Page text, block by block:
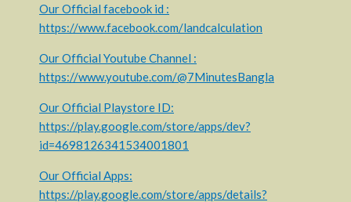
Our Official facebook id :
https://www.facebook.com/landcalculation
Our Official Youtube Channel :
https://www.youtube.com/@7MinutesBangla
Our Official Playstore ID:
https://play.google.com/store/apps/dev?
id=4698126341534001801
Our Official Apps:
https://play.google.com/store/apps/details?